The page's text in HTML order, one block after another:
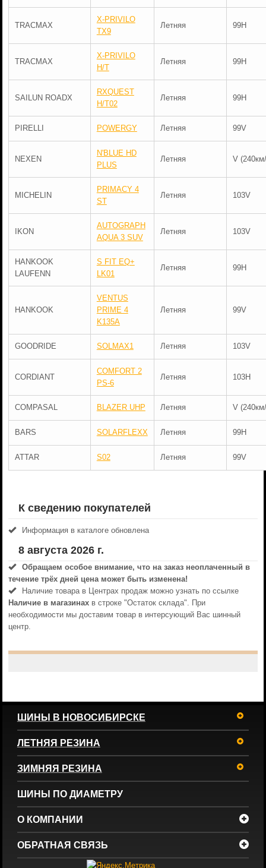
TRACMAX
X-PRIVILO
TX9
Летняя 99H
TRACMAX
X-PRIVILO
H/T
Летняя 99H
SAILUN ROADX
RXQUEST
H/T02
Летняя 99H
PIRELLI POWERGY Летняя 99V
NEXEN
N'BLUE HD
PLUS
Летняя V
MICHELIN
PRIMACY 4
ST
Летняя 103V
IKON
AUTOGRAPH
AQUA 3 SUV
Летняя 103V
HANKOOK
LAUFENN
S FIT EQ+
LK01
Летняя 99H
HANKOOK
VENTUS
PRIME 4
K135A
Летняя 99V
GOODRIDE SOLMAX1 Летняя 103V
CORDIANT
COMFORT 2
PS-6
Летняя 103H
COMPASAL BLAZER UHP Летняя V
BARS SOLARFLEXX Летняя 99H
ATTAR S02 Летняя 99V
К сведению покупателей
Информация в каталоге обновлена
8 августа 2026 г.
Обращаем особое внимание, что на заказ неоплаченный в
течениe трёх дней цена может быть изменена!
Наличие товара в Центрах продаж можно узнать по ссылке
Наличие в магазинахв строке "Остаток склада". При
необходимости мы доставим товар в интерсующий Вас шинный
центр.
ШИНЫ В НОВОСИБИРСКЕ
ЛЕТНЯЯ РЕЗИНА
ЗИМНЯЯ РЕЗИНА
ШИНЫ ПО ДИАМЕТРУ
О КОМПАНИИ
ОБРАТНАЯ СВЯЗЬ